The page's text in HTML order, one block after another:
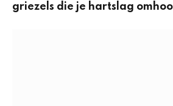
griezels die je hartslag